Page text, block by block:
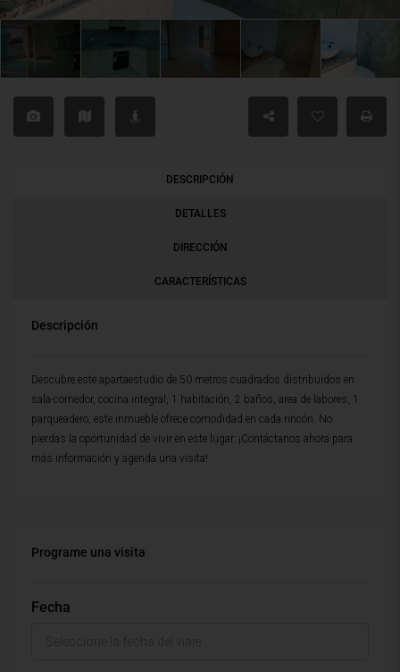
DESCRIPCIÓN
DETALLES
DIRECCIÓN
CARACTERÍSTICAS
Descripción
Descubre este apartaestudio de 50 metros cuadrados distribuidos en
sala-comedor, cocina integral, 1 habitación, 2 baños, area de labores, 1
parqueadero, este inmueble ofrece comodidad en cada rincón. No
pierdas la oportunidad de vivir en este lugar. ¡Contáctanos ahora para
más información y agenda una visita!
Programe una visita
Fecha